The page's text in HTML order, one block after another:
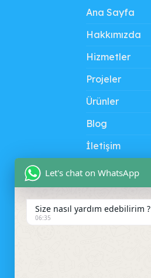
Ana Sayfa
Hakkımızda
Hizmetler
Projeler
Ürünler
Blog
İletişim
Let's chat on WhatsApp
Size nasıl yardım edebilirim ?
06:35